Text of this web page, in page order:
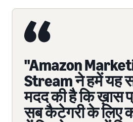
"Amazon
Stream ने हमें यह
मदद की है कि ख़ास
सब कैटेगरी के लिए